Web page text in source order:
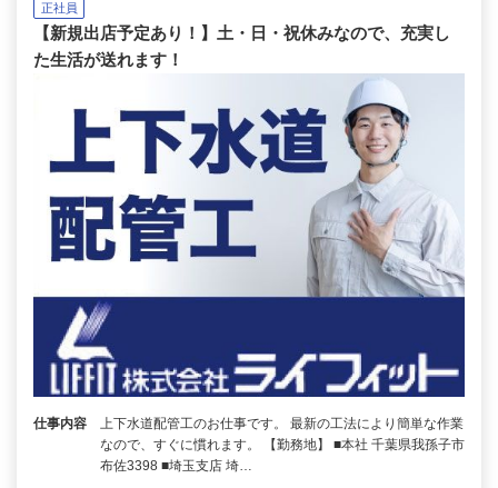
正社員
【新規出店予定あり！】土・日・祝休みなので、充実し
た生活が送れます！
仕事内容
上下水道配管工のお仕事です。 最新の工法により簡単な作業
なので、すぐに慣れます。 【勤務地】 ■本社 千葉県我孫子市
布佐3398 ■埼玉支店 埼…